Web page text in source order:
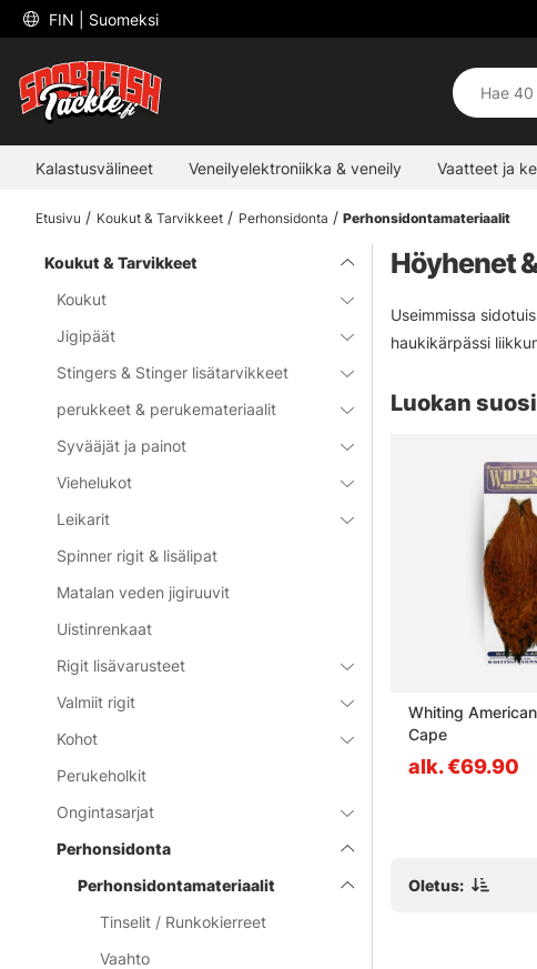
FIN | Suomeksi
Kalastusvälineet Veneilyelektroniikka & veneily Vaatteet ja
Etusivu Koukut & Tarvikkeet Perhonsidonta Perhonsidontamateriaalit
Koukut & Tarvikkeet
Koukut
Jigipäät
Stingers & Stinger lisätarvikkeet
perukkeet & perukemateriaalit
Syvääjät ja painot
Viehelukot
Leikarit
Spinner rigit & lisälipat
Matalan veden jigiruuvit
Uistinrenkaat
Rigit lisävarusteet
Valmiit rigit
Kohot
Perukeholkit
Ongintasarjat
Perhonsidonta
Perhonsidontamateriaalit
Tinselit / Runkokierreet
Vaahto
Höyhenet
Useimmissa
haukikärpässi
Luokan
Cape Whiting Coq de Leon Cape
alk. €54.90
Whiting
Cape
alk. €69.90
Oletus: